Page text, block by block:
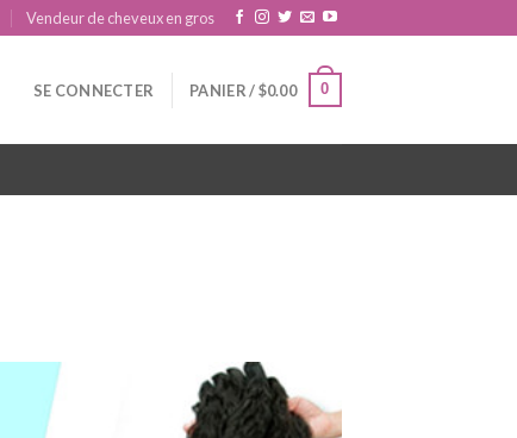
Vendeur de cheveux en gros
SE CONNECTER PANIER /$0.00 0